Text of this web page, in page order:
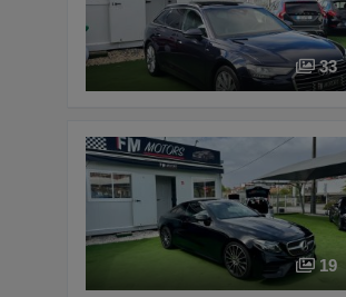
33
19